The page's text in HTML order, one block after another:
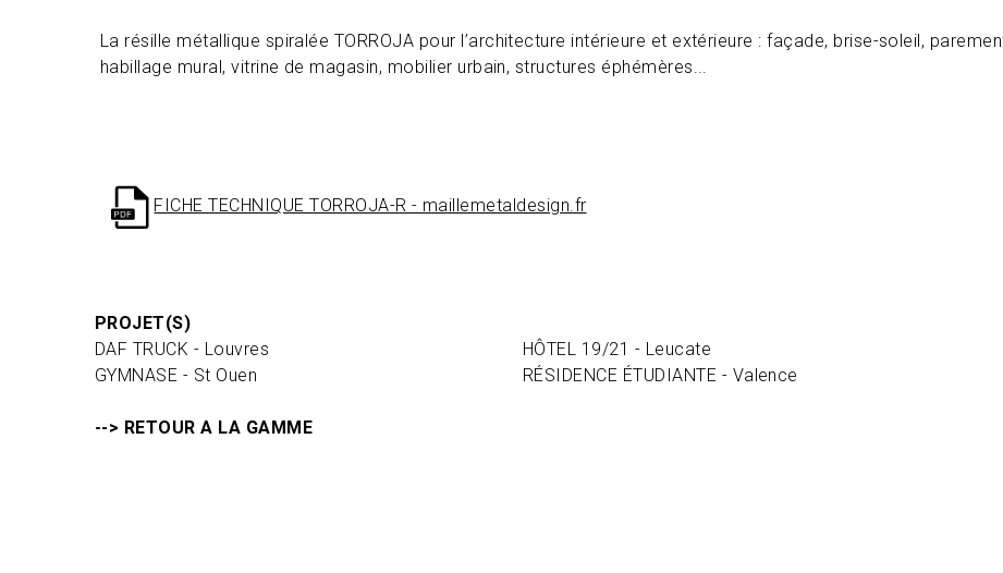
La résille métallique spiralée TORROJA pour l’architecture intérieure et extérieure : façade, brise-soleil,
habillage mural, vitrine de magasin, mobilier urbain, structures éphémères...
FICHE TECHNIQUE TORROJA-R - maillemetaldesign.fr
PROJET(S)
DAF TRUCK - Louvres
GYMNASE - St Ouen
HÔTEL 19/21 - Leucate
RÉSIDENCE ÉTUDIANTE - Valence
--> RETOUR A LA GAMME